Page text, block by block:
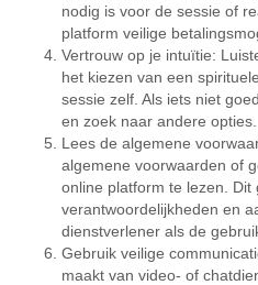
nodig is voor de sessie of
platform veilige
Vertrouw op je intuïtie:
het kiezen van een
sessie zelf. Als iets niet
en zoek naar andere opties.
Lees de algemene
algemene voorwaarden of
online platform te lezen. Dit
verantwoordelijkheden en
dienstverlener als de
Gebruik veilige
maakt van video- of